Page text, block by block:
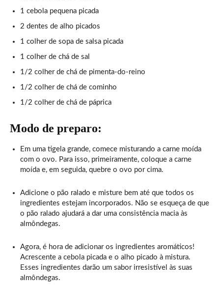
1 cebola pequena picada
2 dentes de alho picados
1 colher de sopa de salsa picada
1 colher de chá de sal
1/2 colher de chá de pimenta-do-reino
1/2 colher de chá de cominho
1/2 colher de chá de páprica
Modo de preparo:
Em uma tigela grande, comece misturando a carne moída
com o ovo. Para isso, primeiramente, coloque a carne
moída e, em seguida, quebre o ovo por cima.
Adicione o pão ralado e misture bem até que todos os
ingredientes estejam incorporados. Não se esqueça de que
o pão ralado ajudará a dar uma consistência macia às
almôndegas.
Agora, é hora de adicionar os ingredientes aromáticos!
Acrescente a cebola picada e o alho picado à mistura.
Esses ingredientes darão um sabor irresistível às suas
almôndegas.